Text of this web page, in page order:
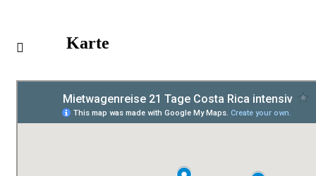
Karte